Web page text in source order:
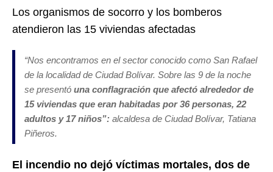
Los organismos de socorro y los bomberos
atendieron las 15 viviendas afectadas
“Nos encontramos en el sector conocido como San Rafael
de la localidad de Ciudad Bolívar. Sobre las 9 de la noche
se presentó una conflagración que afectó alrededor de
15 viviendas que eran habitadas por 36 personas, 22
adultos y 17 niños”: alcaldesa de Ciudad Bolívar, Tatiana
Piñeros.
El incendio no dejó víctimas mortales, dos de